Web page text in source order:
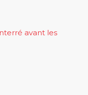
avant les